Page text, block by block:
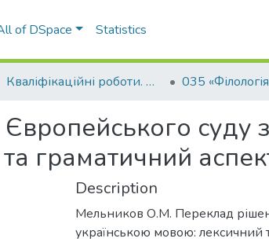
of DSpace Statistics
Кваліфікаційні роботи. Факультет обліку та фінансів
суду
граматичний
Description
Мельников О.М. Переклад
українською мовою: лексичний